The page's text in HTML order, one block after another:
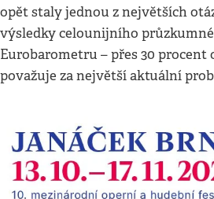
opět staly jednou z největších
výsledky celounijního
Eurobarometru – přes 30 procent
považuje za největší aktuální